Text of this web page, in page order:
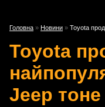
Головна » Новини » Toyota
Toyota
Jeep тонe